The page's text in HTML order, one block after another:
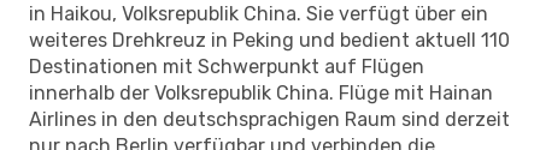
in Haikou, Volksrepublik China. Sie verfügt über ein
weiteres Drehkreuz in Peking und bedient aktuell 110
Destinationen mit Schwerpunkt auf Flügen
innerhalb der Volksrepublik China. Flüge mit Hainan
Airlines in den deutschsprachigen Raum sind derzeit